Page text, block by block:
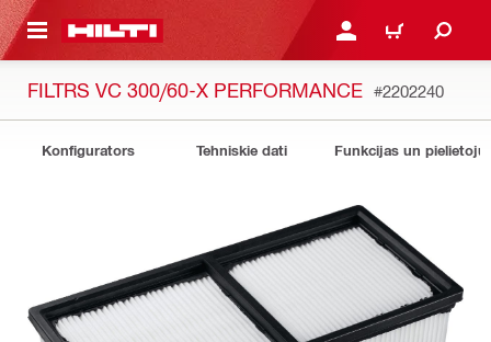
SATURU PIESLĒGTIES VAI
IEPIRKŠANĀS
FILTRS VC 300/60-X PERFORMANCE #2202240
Konfigurators Tehniskie dati Funkcijas un